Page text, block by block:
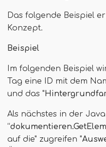
Das folgende Beispiel
Konzept.
Beispiel
Im folgenden Beispiel
Tag eine ID mit dem
und das "
Als nächstes in der
“
auf die" zugreifen "